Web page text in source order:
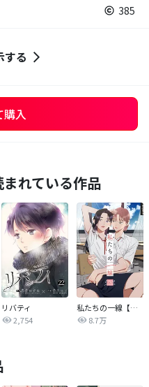
385
する
購入
れている作品
リバティ
2,754
私たちの一線【タテヨミ】
8.7万